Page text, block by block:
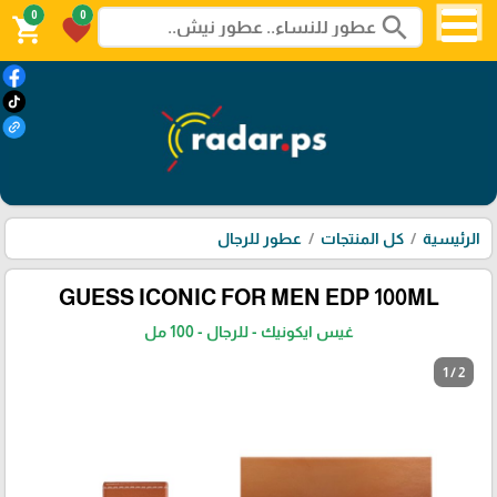
search
0
favorite
0
shopping_cart
الرئيسية كل المنتجات عطور للرجال
GUESS ICONIC FOR MEN EDP 100ML
غيس ايكونيك - للرجال - 100 مل
1 / 2